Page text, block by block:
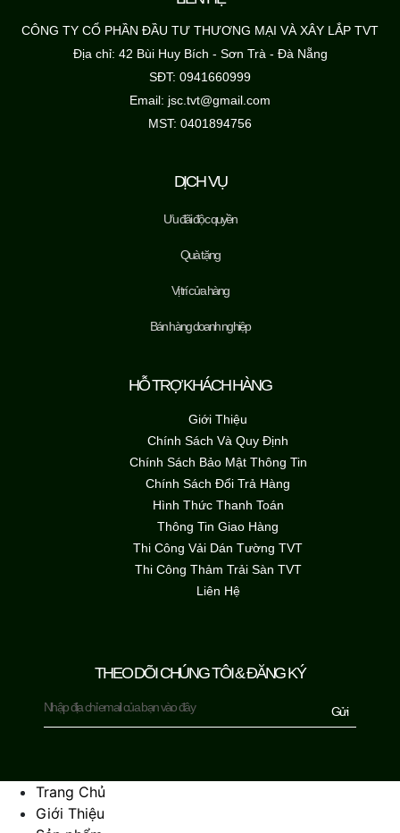
CÔNG TY CỔ PHẦN ĐẦU TƯ THƯƠNG MẠI VÀ XÂY LẮP TVT
Địa chỉ: 42 Bùi Huy Bích - Sơn Trà - Đà Nẵng
SĐT: 0941660999
Email: jsc.tvt@gmail.com
MST: 0401894756
DỊCH VỤ
Ưu đãi độc quyền
Quà tặng
Vị trí cửa hàng
Bán hàng doanh nghiệp
HỖ TRỢ KHÁCH HÀNG
Giới Thiệu
Chính Sách Và Quy Định
Chính Sách Bảo Mật Thông Tin
Chính Sách Đổi Trả Hàng
Hình Thức Thanh Toán
Thông Tin Giao Hàng
Thi Công Vải Dán Tường TVT
Thi Công Thảm Trải Sàn TVT
Liên Hệ
THEO DÕI CHÚNG TÔI & ĐĂNG KÝ
Gửi
Trang Chủ
Giới Thiệu